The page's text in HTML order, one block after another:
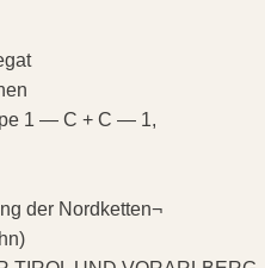
1 — C + C — 1,
der Nordketten¬